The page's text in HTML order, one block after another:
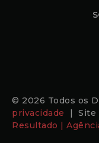
© 2026 Todos os
privacidade
| Site
Resultado |